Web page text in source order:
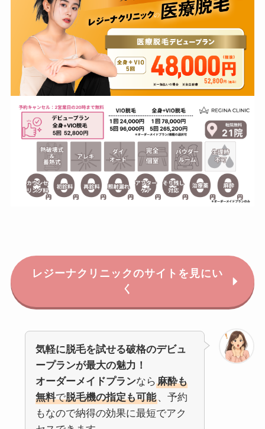
レジーナクリニックのサイトを見にい
く
気軽に脱毛を試せる破格のデビュ
ープランが最大の魅力！
オーダーメイドプランなら 麻酔も
無料で脱毛機の指定も可能、予約
もなので納得の効果に最短でアク